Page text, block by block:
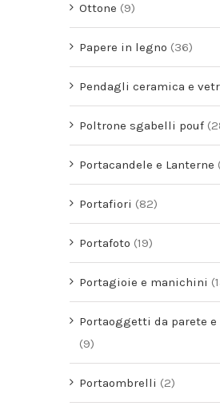
Ottone (9)
Papere in legno (36)
Pendagli ceramica e
Poltrone sgabelli pouf
Portacandele e Lanterne
Portafiori (82)
Portafoto (19)
Portagioie e manichini
Portaoggetti da parete e
(9)
Portaombrelli (2)